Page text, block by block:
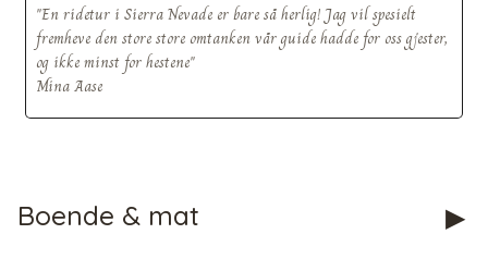
CHECK tmpVideoPath=!
"En ridetur i Sierra Nevade er bare så herlig! Jag vil spesielt
fremheve den store store omtanken vår guide hadde for oss gjester,
og ikke minst for hestene"
Mina Aase
Boende & mat